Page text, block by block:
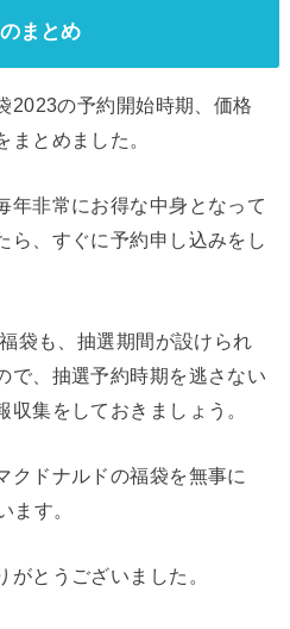
まとめ
2023の予約開始時期、価格
とめました。
年非常にお得な中身となって
ら、すぐに予約申し込みをし
袋も、抽選期間が設けられ
で、抽選予約時期を逃さない
収集をしておきましょう。
クドナルドの福袋を無事に
ます。
とうございました。